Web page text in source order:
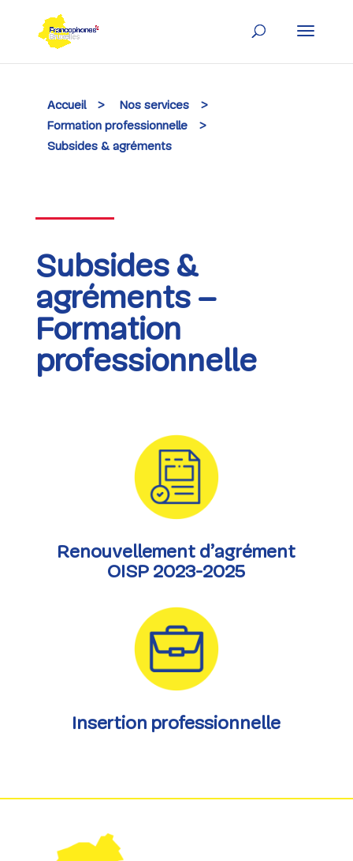
content
Accueil > Nos services
>
Formation professionnelle
>
Subsides & agréments
Subsides &
agréments –
Formation
professionnelle
Renouvellement d’agrément
OISP 2023-2025
Insertion professionnelle